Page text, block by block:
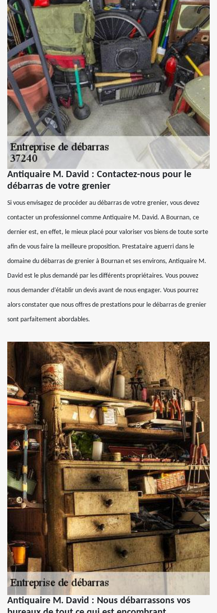
Antiquaire M. David : Contactez-nous pour le
débarras de votre grenier
Si vous envisagez de procéder au débarras de votre grenier, vous devez
contacter un professionnel comme Antiquaire M. David. A Bournan, ce
dernier est, en effet, le mieux placé pour valoriser vos biens de toute sorte
afin de vous faire la meilleure proposition. Prestataire aguerri dans le
domaine du débarras de grenier à Bournan et ses environs, Antiquaire M.
David est le plus demandé par les différents propriétaires. Vous pouvez
nous demander d’établir un devis avant de nous engager. Vous pourrez
alors constater que nous offres de prestations pour le débarras de grenier
sont parfaitement abordables.
Antiquaire M. David : Nous débarrassons vos